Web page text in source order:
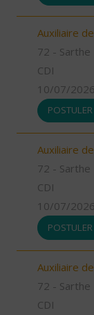
Auxiliaire
72 - Sarthe
CDI
10/07/2026
POSTULER
Auxiliaire
72 - Sarthe
CDI
10/07/2026
POSTULER
Auxiliaire
72 - Sarthe
CDI